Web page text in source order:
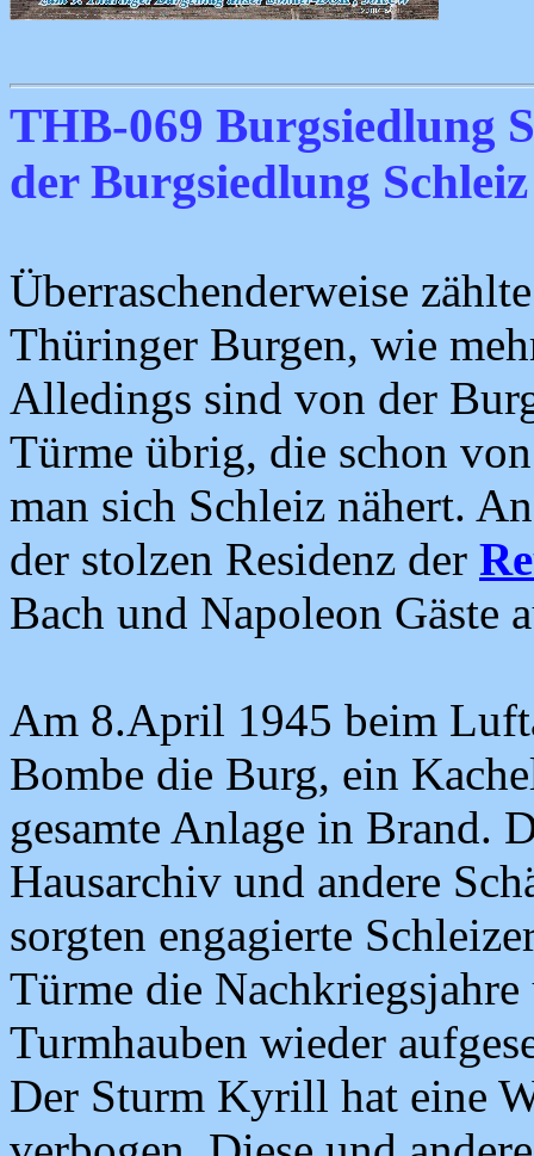
THB-069 Burgsiedlung
der Burgsiedlung Schleiz
Überraschenderweise
Thüringer Burgen, wie
Alledings sind von der
Türme übrig, die schon
man sich Schleiz nähert.
der stolzen Residenz der
Bach und Napoleon Gäste
Am 8.April 1945 beim
Bombe die Burg, ein
gesamte Anlage in Brand.
Hausarchiv und andere
sorgten engagierte
Türme die
Turmhauben wieder
Der Sturm Kyrill hat eine